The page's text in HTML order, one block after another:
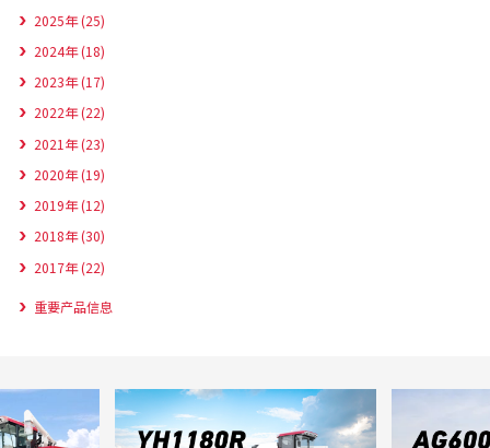
2025年 (25)
2024年 (18)
2023年 (17)
2022年 (22)
2021年 (23)
2020年 (19)
2019年 (12)
2018年 (30)
2017年 (22)
重要产品信息